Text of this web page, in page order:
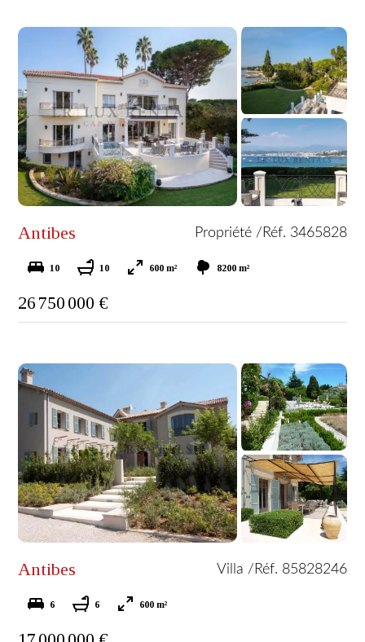
Antibes Propriété /Réf. 3465828
10 10 600 m² 8200 m²
26 750 000 €
Antibes Villa /Réf. 85828246
6 6 600 m²